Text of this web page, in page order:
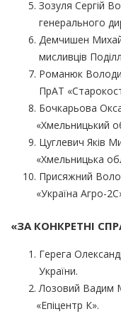
Зозуля Сергій
генерального
Демчишен
мисливців
Романюк
ПрАТ
Бочкарьова
«Хмельницький
Цуглевич Яків
«Хмельницька
Присяжний
«Україна Агро-
«ЗА КОНКРЕТНІ
Герега
України.
Лозовий Вадим
«Епіцентр К».